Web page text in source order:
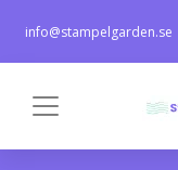
info@stampelgarden.se